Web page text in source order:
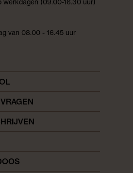
werkdagen (09.00-16.30 uur)
van 08.00 - 16.45 uur